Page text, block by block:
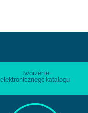
Tworzenie
elektronicznego katalogu